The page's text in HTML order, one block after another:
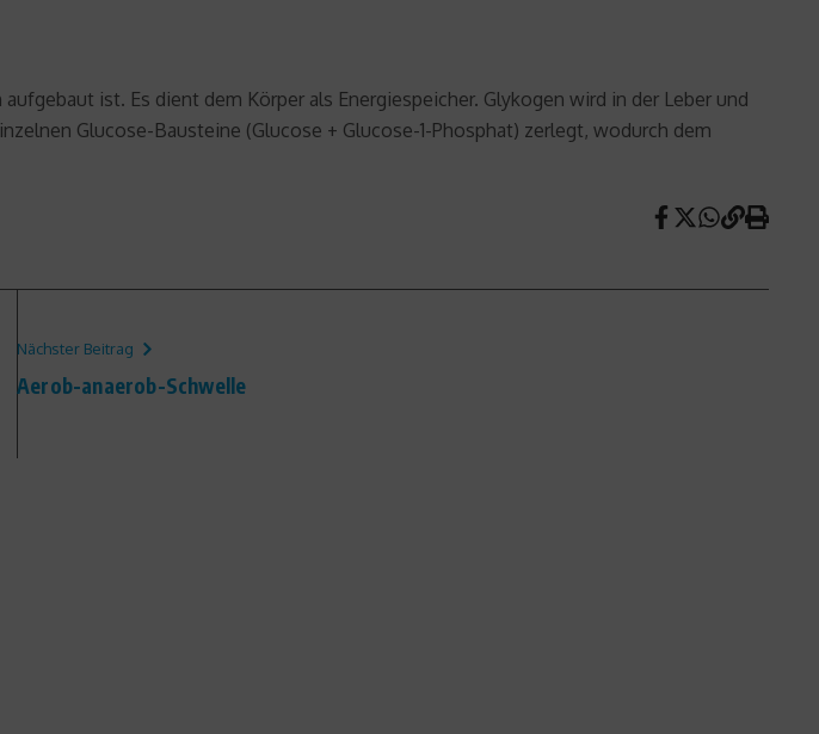
ist. Es dient dem Körper als Energiespeicher. Glykogen wird in der Leber und
Glucose-Bausteine (Glucose + Glucose-1-Phosphat) zerlegt, wodurch dem
Nächster Beitrag
Aerob-anaerob-Schwelle